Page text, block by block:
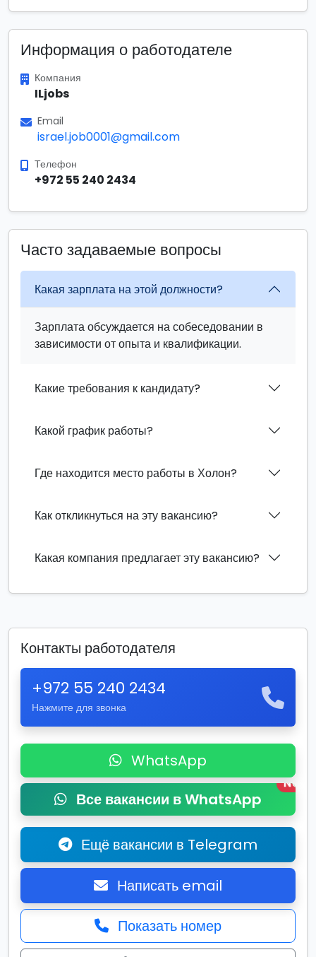
Информация о работодателе
Компания
ILjobs
Email
israel.job0001@gmail.com
Телефон
+972 55 240 2434
Часто задаваемые вопросы
Какая зарплата на этой должности?
Зарплата обсуждается на собеседовании в
зависимости от опыта и квалификации.
Какие требования к кандидату?
Какой график работы?
Где находится место работы в Холон?
Как откликнуться на эту вакансию?
Какая компания предлагает эту вакансию?
Контакты работодателя
+972 55 240 2434
Нажмите для звонка
WhatsApp
Все вакансии в WhatsApp
New
Ещё вакансии в Telegram
Написать email
Показать номер